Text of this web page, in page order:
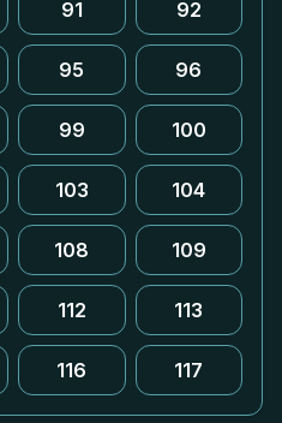
91 92
95 96
99 100
103 104
108 109
112 113
116 117